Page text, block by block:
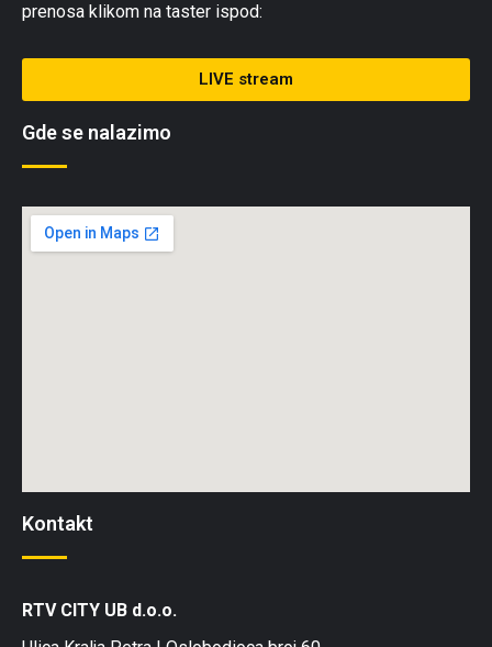
prenosa klikom na taster ispod:
LIVE stream
Gde se nalazimo
Kontakt
RTV CITY UB d.o.o.